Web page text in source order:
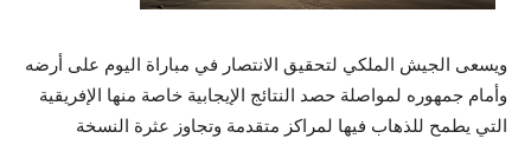
ويسعى الجيش الملكي لتحقيق الانتصار في مباراة اليوم على أرضه
وأمام جمهوره لمواصلة حصد النتائج الإيجابية خاصة منها الإفريقية
التي يطمح للذهاب فيها لمراكز متقدمة وتجاوز عثرة النسخة